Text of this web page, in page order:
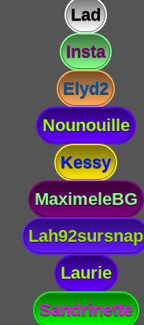
Lad
Insta
Elyd2
Nounouille
Kessy
MaximeleBG
Lah92sursnap
Laurie
Sandrinette